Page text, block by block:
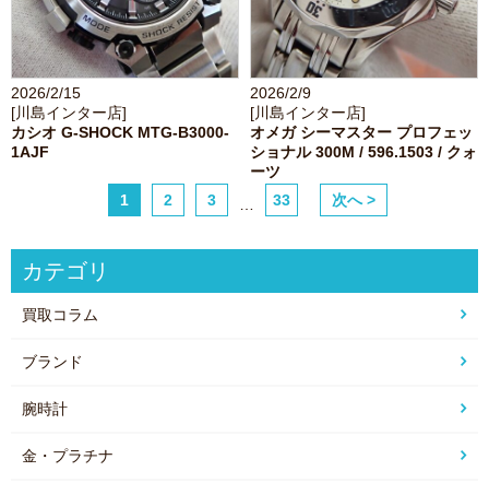
2026/2/15
[川島インター店]
カシオ G-SHOCK MTG-B3000-
1AJF
2026/2/9
[川島インター店]
オメガ シーマスター プロフェッ
ショナル 300M / 596.1503 / クォ
ーツ
1
2 3 33 次へ >
カテゴリ
買取コラム
ブランド
腕時計
金・プラチナ